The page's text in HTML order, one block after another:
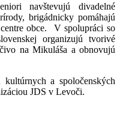
navštevujú divadelné
brigádnicky pomáhajú
obce. V spolupráci so
organizujú tvorivé
na Mikuláša a obnovujú
a spoločenských
JDS v Levoči.